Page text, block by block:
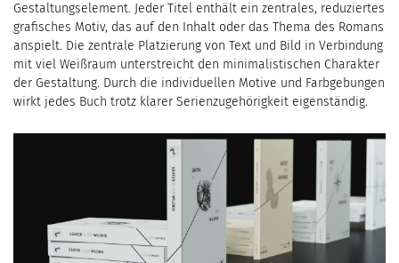
Gestaltungselement. Jeder Titel enthält ein zentrales, reduziertes
grafisches Motiv, das auf den Inhalt oder das Thema des Romans
anspielt. Die zentrale Platzierung von Text und Bild in Verbindung
mit viel Weißraum unterstreicht den minimalistischen Charakter
der Gestaltung. Durch die individuellen Motive und Farbgebungen
wirkt jedes Buch trotz klarer Serienzugehörigkeit eigenständig.